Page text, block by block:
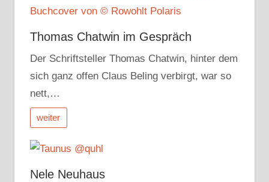
Thomas Chatwin im Gespräch
Der Schriftsteller Thomas Chatwin, hinter dem
sich ganz offen Claus Beling verbirgt, war so
nett,…
weiter
Nele Neuhaus